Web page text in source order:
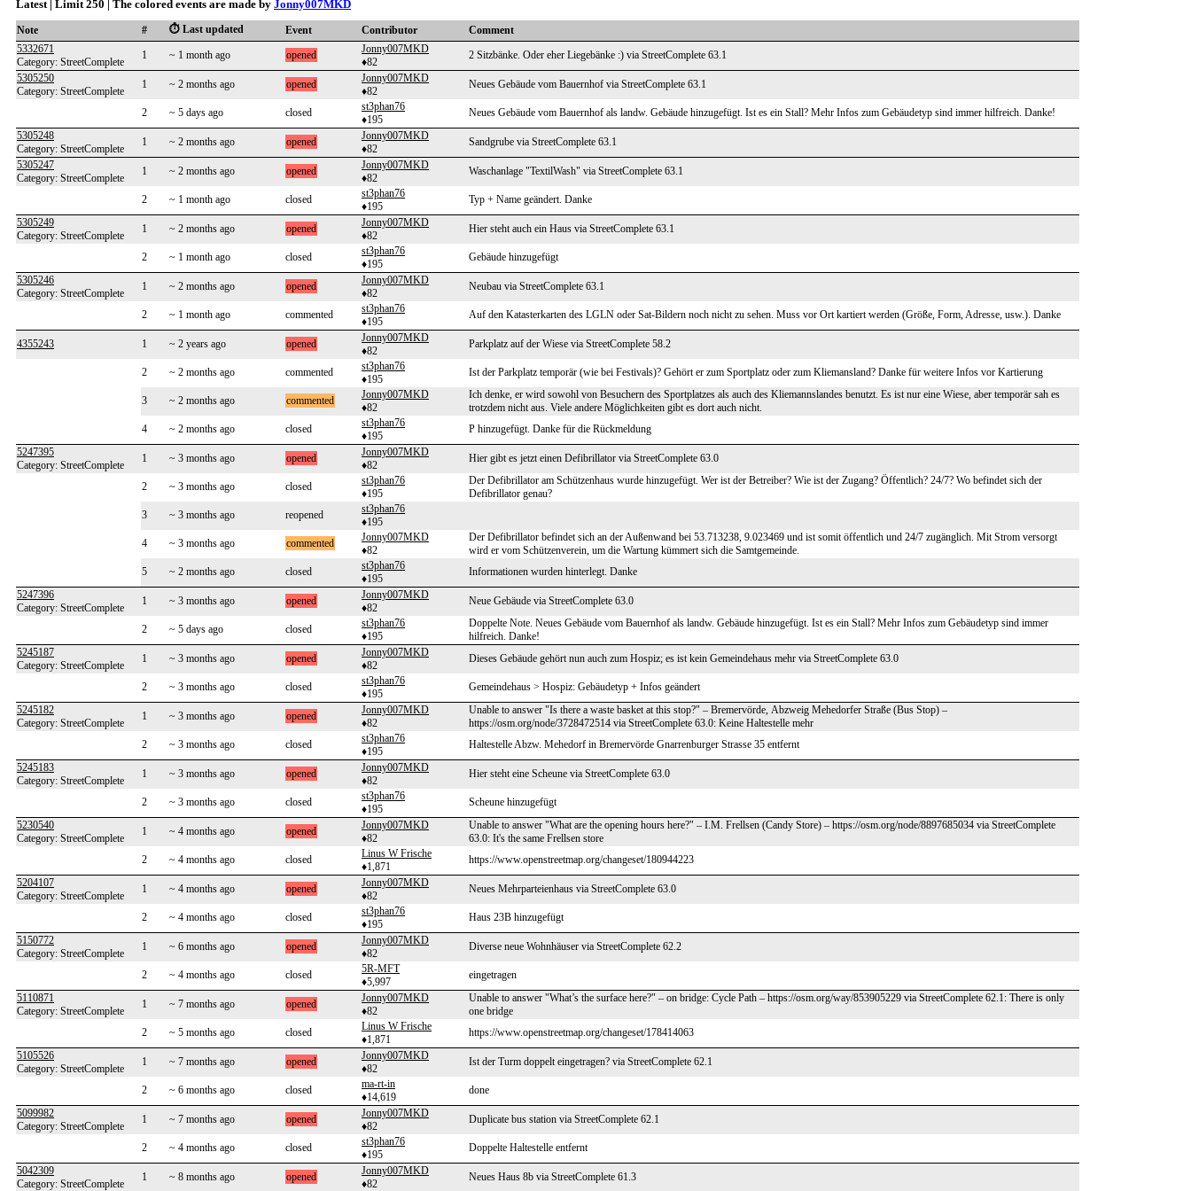
Latest | Limit 250 | The colored events are made by Jonny007MKD
Note # ⏱️ Last updated Event Contributor
Comment
5332671
Category: StreetComplete
1 ~ 1 month ago opened
Jonny007MKD
♦82
2 Sitzbänke. Oder eher Liegebänke :) via StreetComplete 63.1
5305250
Category: StreetComplete
1 ~ 2 months ago opened
Jonny007MKD
♦82
Neues Gebäude vom Bauernhof via StreetComplete 63.1
2 ~ 5 days ago closed
st3phan76
♦195
Neues Gebäude vom Bauernhof als landw. Gebäude hinzugefügt. Ist es ein Stall? Mehr Infos zum Gebäudetyp sind immer hilfreich. Danke!
5305248
Category: StreetComplete
1 ~ 2 months ago opened
Jonny007MKD
♦82
Sandgrube via StreetComplete 63.1
5305247
Category: StreetComplete
1 ~ 2 months ago opened
Jonny007MKD
♦82
Waschanlage "TextilWash" via StreetComplete 63.1
2 ~ 1 month ago closed
st3phan76
♦195
Typ + Name geändert. Danke
5305249
Category: StreetComplete
1 ~ 2 months ago opened
Jonny007MKD
♦82
Hier steht auch ein Haus via StreetComplete 63.1
2 ~ 1 month ago closed
st3phan76
♦195
Gebäude hinzugefügt
5305246
Category: StreetComplete
1 ~ 2 months ago opened
Jonny007MKD
♦82
Neubau via StreetComplete 63.1
2 ~ 1 month ago commented
st3phan76
♦195
Auf den Katasterkarten des LGLN oder Sat-Bildern noch nicht zu sehen. Muss vor Ort kartiert werden (Größe, Form, Adresse, usw.). Danke
4355243 1 ~ 2 years ago opened
Jonny007MKD
♦82
Parkplatz auf der Wiese via StreetComplete 58.2
2 ~ 2 months ago commented
st3phan76
♦195
Ist der Parkplatz temporär (wie bei Festivals)? Gehört er zum Sportplatz oder zum Kliemansland? Danke für weitere Infos vor Kartierung
3 ~ 2 months ago commented
Jonny007MKD
♦82
Ich denke, er wird sowohl von Besuchern des Sportplatzes als auch des Kliemannslandes benutzt. Es ist nur eine Wiese, aber temporär sah es
trotzdem nicht aus. Viele andere Möglichkeiten gibt es dort auch nicht.
4
~ 2 months ago closed
st3phan76
♦195
P hinzugefügt. Danke für die Rückmeldung
5247395
Category: StreetComplete
1 ~ 3 months ago opened
Jonny007MKD
♦82
Hier gibt es jetzt einen Defibrillator via StreetComplete 63.0
2 ~ 3 months ago closed
st3phan76
♦195
Der Defibrillator am Schützenhaus wurde hinzugefügt. Wer ist der Betreiber? Wie ist der Zugang? Öffentlich? 24/7? Wo befindet sich der
Defibrillator genau?
3
~ 3 months ago reopened
st3phan76
♦195
4
~ 3 months ago commented
Jonny007MKD
♦82
Der Defibrillator befindet sich an der Außenwand bei 53.713238, 9.023469 und ist somit öffentlich und 24/7 zugänglich. Mit Strom versorgt
wird er vom Schützenverein, um die Wartung kümmert sich die Samtgemeinde.
5
~ 2 months ago closed
st3phan76
♦195
Informationen wurden hinterlegt. Danke
5247396
Category: StreetComplete
1 ~ 3 months ago opened
Jonny007MKD
♦82
Neue Gebäude via StreetComplete 63.0
2 ~ 5 days ago closed
st3phan76
♦195
Doppelte Note. Neues Gebäude vom Bauernhof als landw. Gebäude hinzugefügt. Ist es ein Stall? Mehr Infos zum Gebäudetyp sind immer
hilfreich. Danke!
5245187
Category: StreetComplete
1 ~ 3 months ago opened
Jonny007MKD
♦82
Dieses Gebäude gehört nun auch zum Hospiz; es ist kein Gemeindehaus mehr via StreetComplete 63.0
2 ~ 3 months ago closed
st3phan76
♦195
Gemeindehaus > Hospiz: Gebäudetyp + Infos geändert
5245182
Category: StreetComplete
1 ~ 3 months ago opened
Jonny007MKD
♦82
Unable to answer "Is there a waste basket at this stop?" – Bremervörde, Abzweig Mehedorfer Straße (Bus Stop) –
https://osm.org/node/3728472514 via StreetComplete 63.0: Keine Haltestelle mehr
2
~ 3 months ago closed
st3phan76
♦195
Haltestelle Abzw. Mehedorf in Bremervörde Gnarrenburger Strasse 35 entfernt
5245183
Category: StreetComplete
1 ~ 3 months ago opened
Jonny007MKD
♦82
Hier steht eine Scheune via StreetComplete 63.0
2 ~ 3 months ago closed
st3phan76
♦195
Scheune hinzugefügt
5230540
Category: StreetComplete
1 ~ 4 months ago opened
Jonny007MKD
♦82
Unable to answer "What are the opening hours here?" – I.M. Frellsen (Candy Store) – https://osm.org/node/8897685034 via StreetComplete
63.0: It's the same Frellsen store
2
~ 4 months ago closed
Linus W Frische
♦1,871
https://www.openstreetmap.org/changeset/180944223
5204107
Category: StreetComplete
1 ~ 4 months ago opened
Jonny007MKD
♦82
Neues Mehrparteienhaus via StreetComplete 63.0
2 ~ 4 months ago closed
st3phan76
♦195
Haus 23B hinzugefügt
5150772
Category: StreetComplete
1 ~ 6 months ago opened
Jonny007MKD
♦82
Diverse neue Wohnhäuser via StreetComplete 62.2
2 ~ 4 months ago closed
5R-MFT
♦5,997
eingetragen
5110871
Category: StreetComplete
1 ~ 7 months ago opened
Jonny007MKD
♦82
Unable to answer "What’s the surface here?" – on bridge: Cycle Path – https://osm.org/way/853905229 via StreetComplete 62.1: There is only
one bridge
2
~ 5 months ago closed
Linus W Frische
♦1,871
https://www.openstreetmap.org/changeset/178414063
5105526
Category: StreetComplete
1 ~ 7 months ago opened
Jonny007MKD
♦82
Ist der Turm doppelt eingetragen? via StreetComplete 62.1
2 ~ 6 months ago closed
ma-rt-in
♦14,619
done
5099982
Category: StreetComplete
1 ~ 7 months ago opened
Jonny007MKD
♦82
Duplicate bus station via StreetComplete 62.1
2 ~ 4 months ago closed
st3phan76
♦195
Doppelte Haltestelle entfernt
5042309
Category: StreetComplete
1 ~ 8 months ago opened
Jonny007MKD
♦82
Neues Haus 8b via StreetComplete 61.3